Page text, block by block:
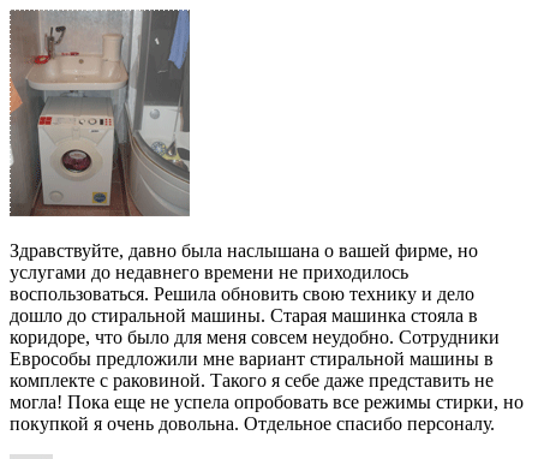
Здравствуйте, давно была наслышана о вашей фирме, но
услугами до недавнего времени не приходилось
воспользоваться. Решила обновить свою технику и дело
дошло до стиральной машины. Старая машинка стояла в
коридоре, что было для меня совсем неудобно. Сотрудники
Еврособы предложили мне вариант стиральной машины в
комплекте с раковиной. Такого я себе даже представить не
могла! Пока еще не успела опробовать все режимы стирки, но
покупкой я очень довольна. Отдельное спасибо персоналу.